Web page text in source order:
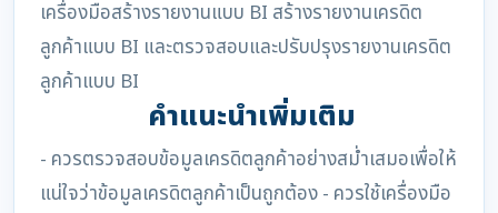
เครื่องมือสร้างรายงานแบบ BI สร้างรายงานเครดิต
ลูกค้าแบบ BI และตรวจสอบและปรับปรุงรายงานเครดิต
ลูกค้าแบบ BI
คำแนะนำเพิ่มเติม
- ควรตรวจสอบข้อมูลเครดิตลูกค้าอย่างสม่ำเสมอเพื่อให้
แน่ใจว่าข้อมูลเครดิตลูกค้าเป็นถูกต้อง - ควรใช้เครื่องมือ